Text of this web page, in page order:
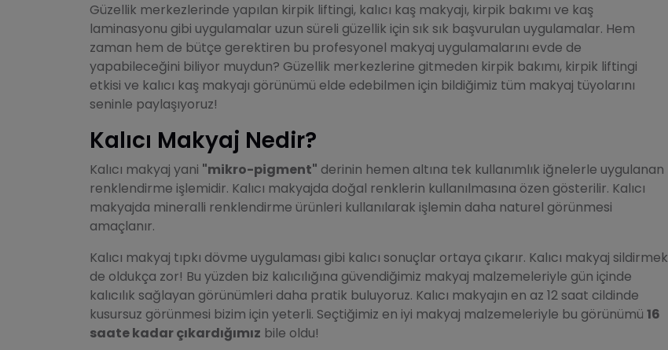
Güzellik merkezlerinde yapılan kirpik liftingi, kalıcı kaş makyajı, kirpik bakımı ve kaş
laminasyonu gibi uygulamalar uzun süreli güzellik için sık sık başvurulan uygulamalar. Hem
zaman hem de bütçe gerektiren bu profesyonel makyaj uygulamalarını evde de
yapabileceğini biliyor muydun? Güzellik merkezlerine gitmeden kirpik bakımı, kirpik liftingi
etkisi ve kalıcı kaş makyajı görünümü elde edebilmen için bildiğimiz tüm makyaj tüyolarını
seninle paylaşıyoruz!
Kalıcı Makyaj Nedir?
Kalıcı makyaj yani "mikro-pigment" derinin hemen altına tek kullanımlık iğnelerle uygulanan
renklendirme işlemidir. Kalıcı makyajda doğal renklerin kullanılmasına özen gösterilir. Kalıcı
makyajda mineralli renklendirme ürünleri kullanılarak işlemin daha naturel görünmesi
amaçlanır.
Kalıcı makyaj tıpkı dövme uygulaması gibi kalıcı sonuçlar ortaya çıkarır. Kalıcı makyaj sildirmek
de oldukça zor! Bu yüzden biz kalıcılığına güvendiğimiz makyaj malzemeleriyle gün içinde
kalıcılık sağlayan görünümleri daha pratik buluyoruz. Kalıcı makyajın en az 12 saat cildinde
kusursuz görünmesi bizim için yeterli. Seçtiğimiz en iyi makyaj malzemeleriyle bu görünümü 16
saate kadar çıkardığımız bile oldu!